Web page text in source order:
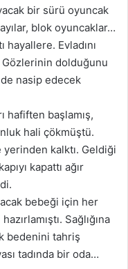
bir sürü oyuncak
blok oyuncaklar…
hayallere. Evladını
dolduğunu
nasip edecek
hafiften başlamış,
hali çökmüştü.
kalktı. Geldiği
kapattı ağır
bebeği için her
Sağlığına
bedenini tahriş
tadında bir oda…